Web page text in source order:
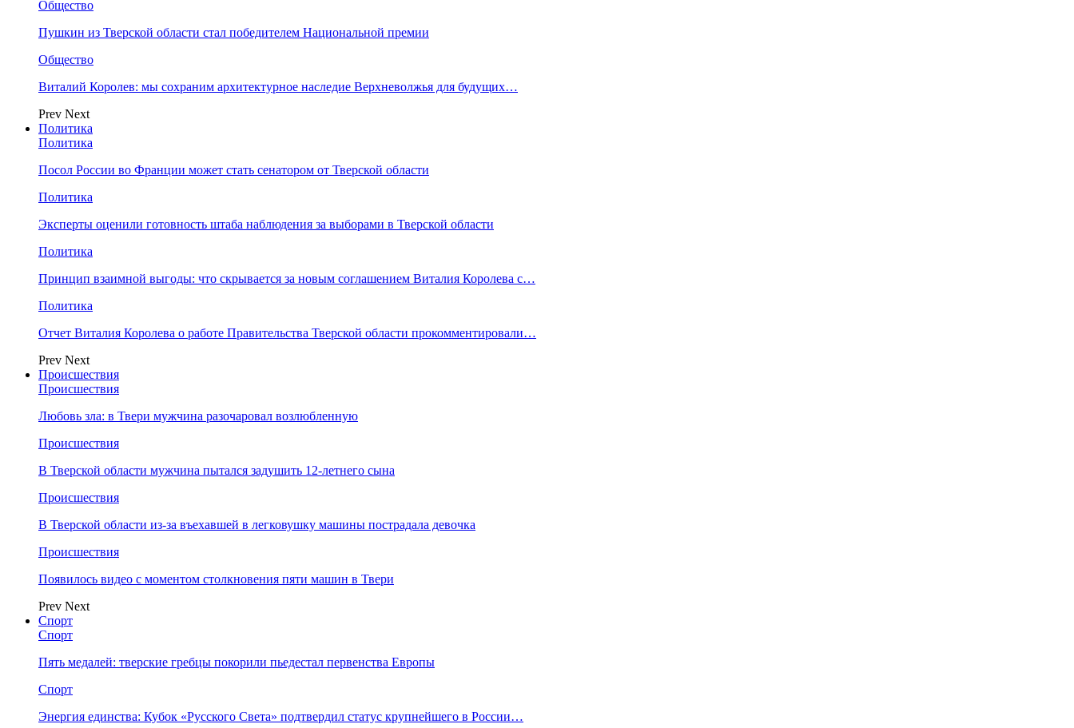
Общество
Пушкин из Тверской области стал победителем Национальной премии
Общество
Виталий Королев: мы сохраним архитектурное наследие Верхневолжья для будущих…
Prev Next
Политика
Политика
Посол России во Франции может стать сенатором от Тверской области
Политика
Эксперты оценили готовность штаба наблюдения за выборами в Тверской области
Политика
Принцип взаимной выгоды: что скрывается за новым соглашением Виталия Королева с…
Политика
Отчет Виталия Королева о работе Правительства Тверской области прокомментировали…
Prev Next
Происшествия
Происшествия
Любовь зла: в Твери мужчина разочаровал возлюбленную
Происшествия
В Тверской области мужчина пытался задушить 12-летнего сына
Происшествия
В Тверской области из-за въехавшей в легковушку машины пострадала девочка
Происшествия
Появилось видео с моментом столкновения пяти машин в Твери
Prev Next
Спорт
Спорт
Пять медалей: тверские гребцы покорили пьедестал первенства Европы
Спорт
Энергия единства: Кубок «Русского Света» подтвердил статус крупнейшего в России…